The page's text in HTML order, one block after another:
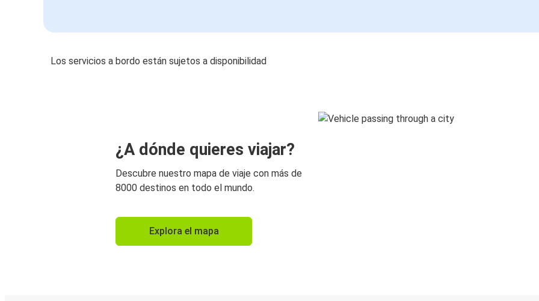
Los servicios a bordo están sujetos a disponibilidad
¿A dónde quieres viajar?
Descubre nuestro mapa de viaje con más de
8000 destinos en todo el mundo.
Explora el mapa